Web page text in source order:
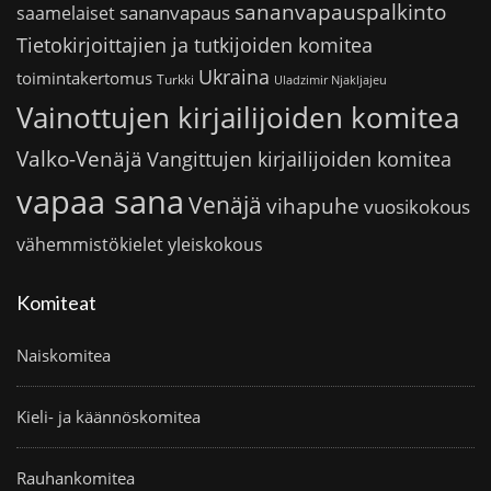
saamelaiset sananvapaus sananvapauspalkinto
Tietokirjoittajien ja tutkijoiden komitea
toimintakertomus Turkki Ukraina Uladzimir Njakljajeu
Vainottujen kirjailijoiden komitea
Valko-Venäjä Vangittujen kirjailijoiden komitea
vapaa sana Venäjä vihapuhe vuosikokous
vähemmistökieletyleiskokous
Komiteat
Naiskomitea
Kieli- ja käännöskomitea
Rauhankomitea